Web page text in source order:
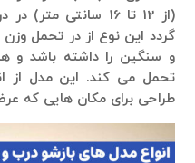
گردد این نوع از در تحمل
تحمل می کند. این مدل از
طراحی برای مکان هایی که عرض باشو تا 7